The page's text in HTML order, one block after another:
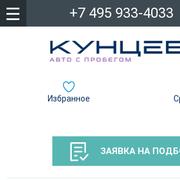
+7 495 933-4033
Избранное
ЗАЯВКА НА